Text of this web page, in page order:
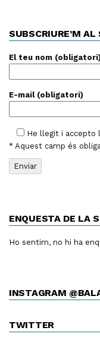
SUBSCRIURE’M AL
El teu nom
E-mail (obligatori)
He llegit i accepto
* Aquest camp és
ENQUESTA DE LA
Ho sentim, no hi ha
INSTAGRAM
TWITTER